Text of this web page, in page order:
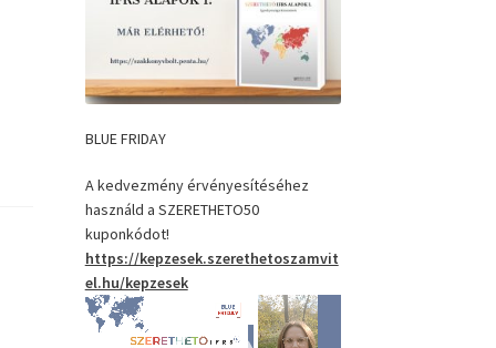
BLUE FRIDAY
A kedvezmény érvényesítéséhez
használd a SZERETHETO50
kuponkódot!
https://kepzesek.szerethetoszamvit
el.hu/kepzesek
Videólejátszó